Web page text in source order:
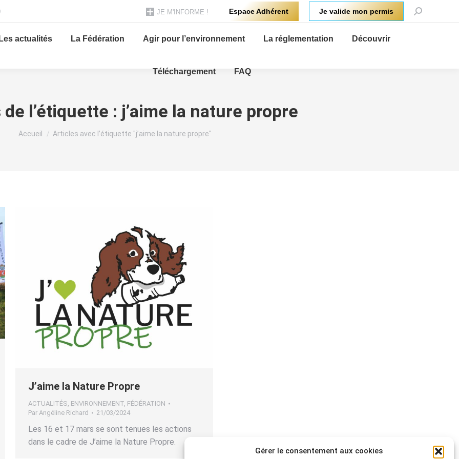
Gérer le consentement aux cookies
JE M'INFORME ! Espace Adhérent Je valide mon permis
Recherche
Les actualités La Fédération Agir pour l’environnement La réglementation Découvrir
Téléchargement FAQ
l’étiquette : j’aime la nature propre
Vous êtes ici :
Accueil Articles avec l’étiquette "j’aime la nature propre"
J’aime la Nature Propre
ACTUALITÉS, ENVIRONNEMENT, FÉDÉRATION
Par Angéline Richard 21/03/2024
Les 16 et 17 mars se sont tenues les actions
dans le cadre de J’aime la Nature Propre.